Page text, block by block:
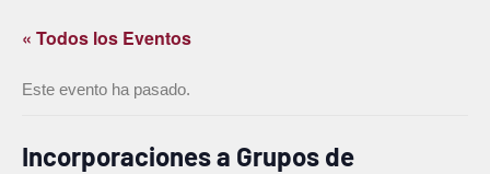
« Todos los Eventos
Este evento ha pasado.
Incorporaciones a Grupos de